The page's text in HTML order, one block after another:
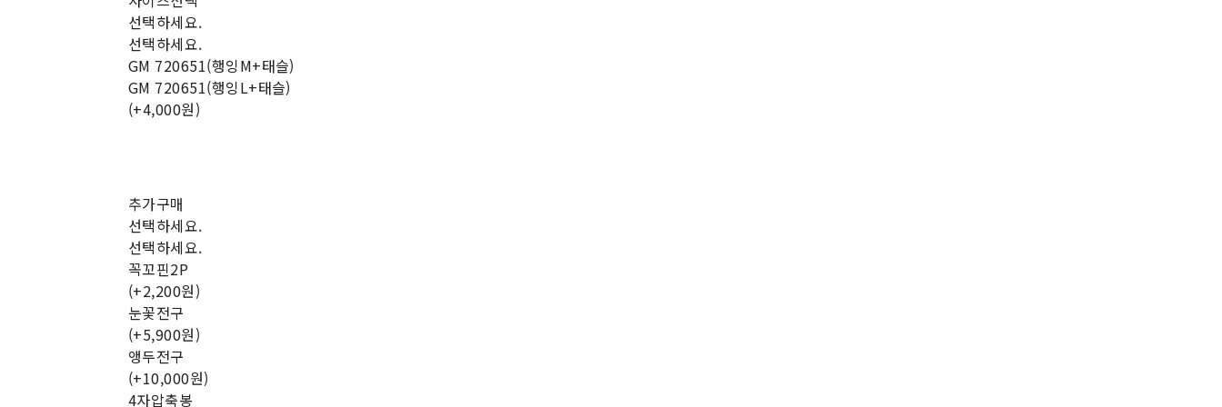
선택하세요.
선택하세요.
GM 720651(행잉M+태슬)
GM 720651(행잉L+태슬)
(+4,000원)
추가구매
선택하세요.
선택하세요.
꼭꼬핀2P
(+2,200원)
눈꽃전구
(+5,900원)
앵두전구
(+10,000원)
4자압축봉